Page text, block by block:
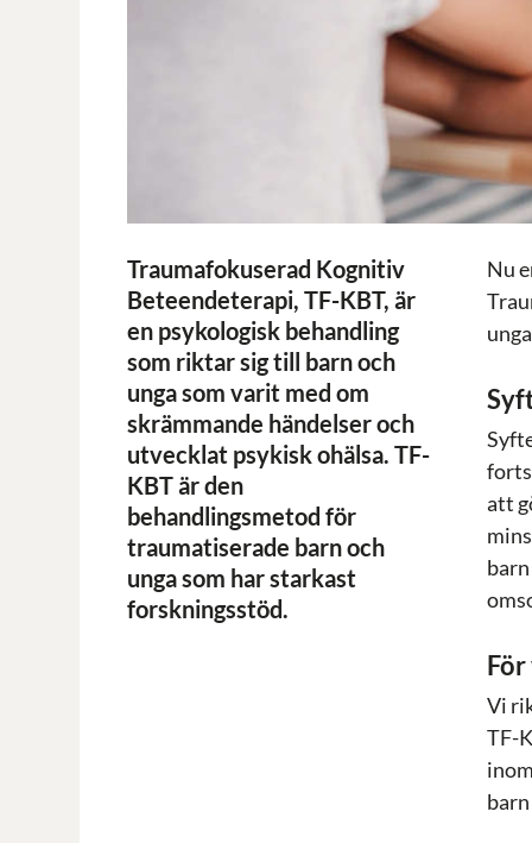
Traumafokuserad Kognitiv
Beteendeterapi, TF-KBT, är
en psykologisk behandling
som riktar sig till barn och
unga som varit med om
skrämmande händelser och
utvecklat psykisk ohälsa. TF-
KBT är den
behandlingsmetod för
traumatiserade barn och
unga som har starkast
forskningsstöd.
Nu
att
För
Vi
TF-